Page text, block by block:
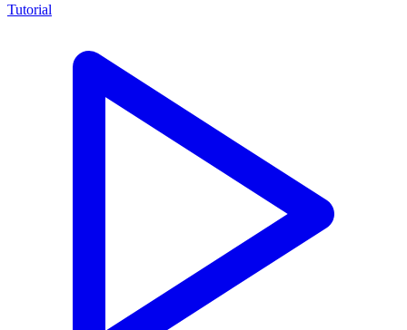
Tutorial